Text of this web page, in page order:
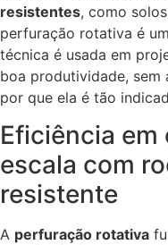
resistentes, como
perfuração rotativa é
técnica é usada em
boa produtividade, sem
por que ela é tão
Eficiência
escala com
resistente
A perfuração rotativa